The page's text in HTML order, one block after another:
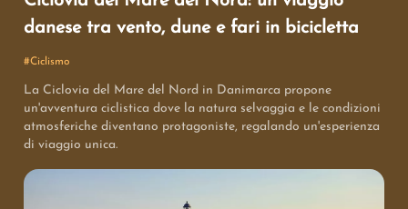
danese tra vento, dune e fari in bicicletta
#Ciclismo
La Ciclovia del Mare del Nord in Danimarca propone
un'avventura ciclistica dove la natura selvaggia e le condizioni
atmosferiche diventano protagoniste, regalando un'esperienza
di viaggio unica.